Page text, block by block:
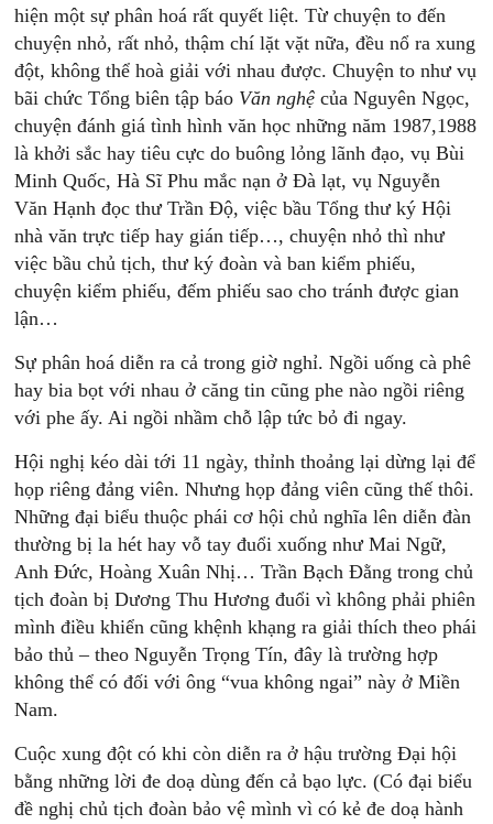
hiện một sự phân hoá rất quyết liệt. Từ chuyện to đến
chuyện nhỏ, rất nhỏ, thậm chí lặt vặt nữa, đều nổ ra xung
đột, không thể hoà giải với nhau được. Chuyện to như vụ
bãi chức Tổng biên tập báo Văn nghệ của Nguyên Ngọc,
chuyện đánh giá tình hình văn học những năm 1987,1988
là khởi sắc hay tiêu cực do buông lỏng lãnh đạo, vụ Bùi
Minh Quốc, Hà Sĩ Phu mắc nạn ở Đà lạt, vụ Nguyễn
Văn Hạnh đọc thư Trần Độ, việc bầu Tổng thư ký Hội
nhà văn trực tiếp hay gián tiếp…, chuyện nhỏ thì như
việc bầu chủ tịch, thư ký đoàn và ban kiểm phiếu,
chuyện kiểm phiếu, đếm phiếu sao cho tránh được gian
lận…
Sự phân hoá diễn ra cả trong giờ nghỉ. Ngồi uống cà phê
hay bia bọt với nhau ở căng tin cũng phe nào ngồi riêng
với phe ấy. Ai ngồi nhầm chỗ lập tức bỏ đi ngay.
Hội nghị kéo dài tới 11 ngày, thỉnh thoảng lại dừng lại để
họp riêng đảng viên. Nhưng họp đảng viên cũng thế thôi.
Những đại biểu thuộc phái cơ hội chủ nghĩa lên diễn đàn
thường bị la hét hay vỗ tay đuổi xuống như Mai Ngữ,
Anh Đức, Hoàng Xuân Nhị… Trần Bạch Đằng trong chủ
tịch đoàn bị Dương Thu Hương đuổi vì không phải phiên
mình điều khiển cũng khệnh khạng ra giải thích theo phái
bảo thủ – theo Nguyễn Trọng Tín, đây là trường hợp
không thể có đối với ông “vua không ngai” này ở Miền
Nam.
Cuộc xung đột có khi còn diễn ra ở hậu trường Đại hội
bằng những lời đe doạ dùng đến cả bạo lực. (Có đại biểu
đề nghị chủ tịch đoàn bảo vệ mình vì có kẻ đe doạ hành